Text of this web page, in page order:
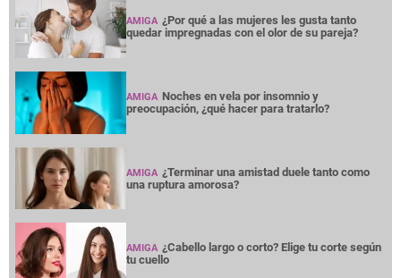
AMIGA ¿Por qué a las mujeres les gusta tanto
quedar impregnadas con el olor de su pareja?
AMIGA Noches en vela por insomnio y
preocupación, ¿qué hacer para tratarlo?
AMIGA ¿Terminar una amistad duele tanto como
una ruptura amorosa?
AMIGA ¿Cabello largo o corto? Elige tu corte según
tu cuello